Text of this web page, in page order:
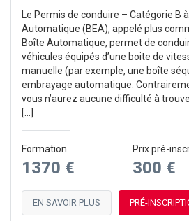
Le Permis de conduire – Catégorie B
Automatique (BEA), appelé plus
Boîte Automatique, permet de
véhicules équipés d’une boite de
manuelle (par exemple, une boîte
embrayage automatique.
vous n’aurez aucune difficulté à
[…]
Formation
1370 €
Prix pré-
300 €
EN SAVOIR PLUS PRÉ-